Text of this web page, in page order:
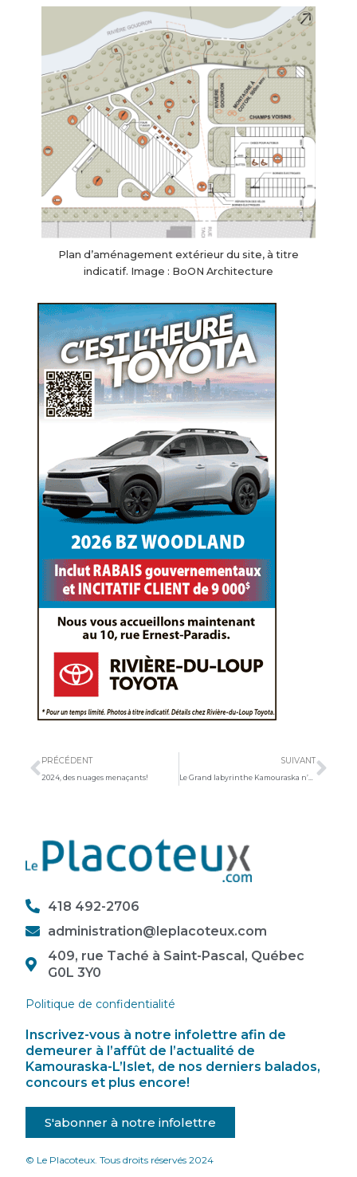
Plan d’aménagement extérieur du site, à titre
indicatif. Image : BoON Architecture
PRÉCÉDENT
2024, des nuages menaçants!
SUIVANT
Le Grand labyrinthe Kamouraska n’apparaît pas encore dans le livre Guinness des records
418 492-2706
administration@leplacoteux.com
409, rue Taché à Saint-Pascal, Québec
G0L 3Y0
Politique de confidentialité
Inscrivez-vous à notre infolettre afin de
demeurer à l’affût de l’actualité de
Kamouraska-L’Islet, de nos derniers balados,
concours et plus encore!
S'abonner à notre infolettre
© Le Placoteux. Tous droits réservés 2024